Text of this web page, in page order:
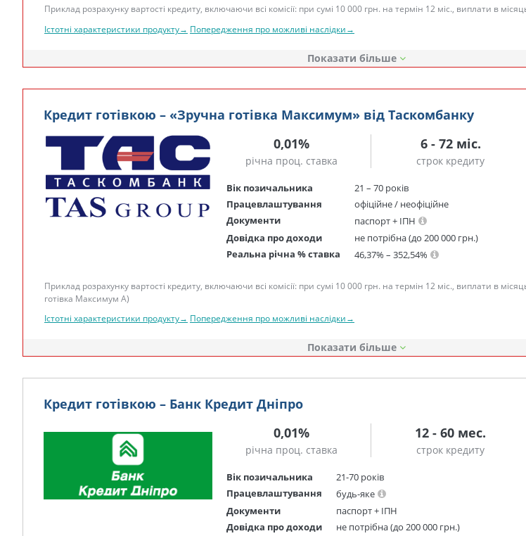
Приклад розрахунку вартості кредиту, включаючи всі комісії: при сумі 10 000 грн. на термін 12 міс., виплати в
Істотні характеристики продукту→ Попередження про можливі наслідки→
Показати
Кредит готівкою – «Зручна готівка Максимум» від Таскомбанку
0,01%
річна проц. ставка
6 - 72 міс.
строк кредиту
Вік позичальника
21 – 70 років
Працевлаштування
офіційне / неофіційне
Документи
паспорт + ІПН
Довідка про доходи
не потрібна (до 200 000 грн.)
Реальна річна % ставка
46,37% – 352,54%
Приклад розрахунку вартості кредиту, включаючи всі комісії: при сумі 10 000 грн. на термін 12 міс., виплати в
готівка Максимум А)
Істотні характеристики продукту→ Попередження про можливі наслідки→
Показати
Кредит готівкою – Банк Кредит Дніпро
0,01%
річна проц. ставка
12 - 60 мес.
строк кредиту
Вік позичальника
21-70 років
Працевлаштування
будь-яке
Документи
паспорт + ІПН
Довідка про доходи
не потрібна (до 200 000 грн.)